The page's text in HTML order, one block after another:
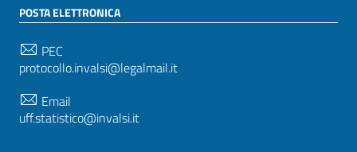
POSTA ELETTRONICA
PEC
protocollo.invalsi@legalmail.it
Email
uff.statistico@invalsi.it